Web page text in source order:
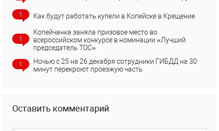
1 Как будут работать купели в Копейске в Крещение
1
Копейчанка заняла призовое место во
всероссийском конкурсе в номинации «Лучший
председатель ТОС»
1
Ночью с 25 на 26 декабря сотрудники ГИБДД на 30
минут перекроют проезжую часть
Оставить комментарий